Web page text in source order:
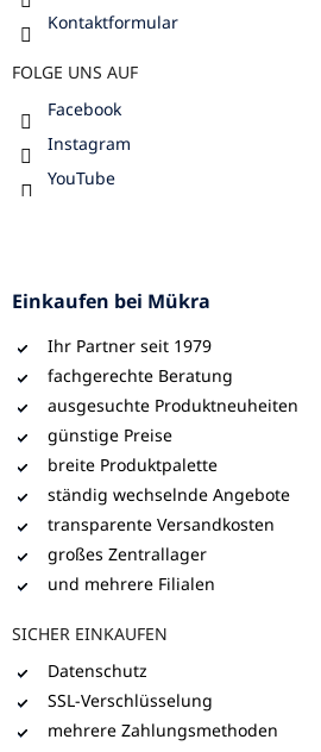
Kontaktformular
FOLGE UNS AUF
Facebook
Instagram
YouTube
Einkaufen bei Mükra
Ihr Partner seit 1979
fachgerechte Beratung
ausgesuchte Produktneuheiten
günstige Preise
breite Produktpalette
ständig wechselnde Angebote
transparente Versandkosten
großes Zentrallager
und mehrere Filialen
SICHER EINKAUFEN
Datenschutz
SSL-Verschlüsselung
mehrere Zahlungsmethoden